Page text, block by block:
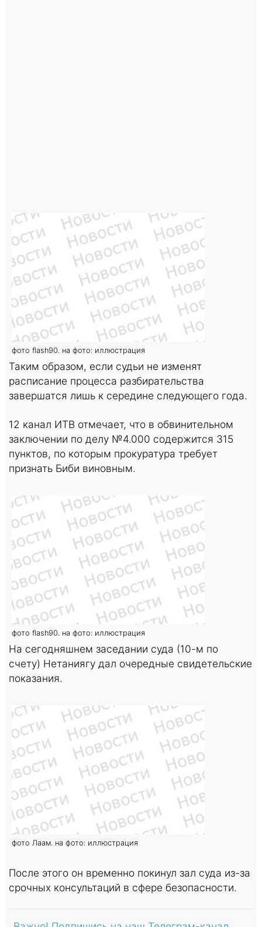
фото flash90. на фото: иллюстрация
Таким образом, если судьи не изменят
расписание процесса разбирательства
завершатся лишь к середине следующего года.
12 канал ИТВ отмечает, что в обвинительном
заключении по делу №4.000 содержится 315
пунктов, по которым прокуратура требует
признать Биби виновным.
фото flash90. на фото: иллюстрация
На сегодняшнем заседании суда (10-м по
счету) Нетаниягу дал очередные свидетельские
показания.
фото Лаам. на фото: иллюстрация
После этого он временно покинул зал суда из-за
срочных консультаций в сфере безопасности.